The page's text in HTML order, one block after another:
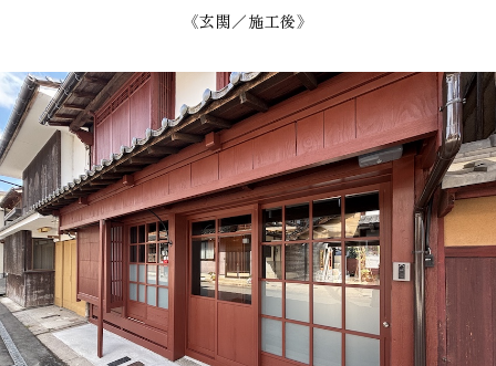
《玄関／施工後》